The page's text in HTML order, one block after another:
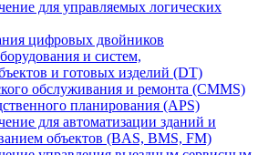
для управляемых логических
цифровых двойников
и систем,
и готовых изделий (DT)
обслуживания и ремонта (CMMS)
планирования (APS)
для автоматизации зданий и
объектов (BAS, BMS, FM)